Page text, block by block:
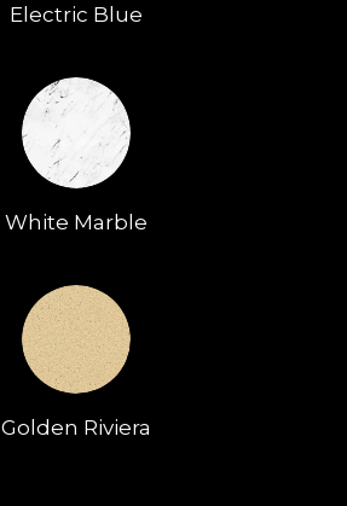
Electric Blue
White Marble
Golden Riviera